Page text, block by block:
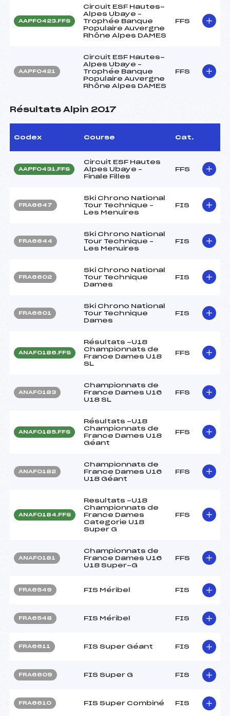
AAPF0423.FFS
Circuit ESF Hautes-
Alpes Ubaye –
Trophée Banque
Populaire Auvergne
Rhône Alpes DAMES
FFS
AAPF0421
Circuit ESF Hautes-
Alpes Ubaye –
Trophée Banque
Populaire Auvergne
Rhône Alpes DAMES
FFS
Résultats Alpin 2017
Codex Course Cat.
AAPF0431.FFS
Circuit ESF Hautes
Alpes Ubaye –
Finale Filles
FFS
FRA6647
Ski Chrono National
Tour Technique –
Les Menuires
FIS
FRA6644
Ski Chrono National
Tour Technique –
Les Menuires
FIS
FRA6602
Ski Chrono National
Tour Technique
Dames
FIS
FRA6601
Ski Chrono National
Tour Technique
Dames
FIS
ANAF0186.FFS
Résultats -U18
Championnats de
France Dames U18
SL
FFS
ANAF0183
Championnats de
France Dames U16
U18 SL
FFS
ANAF0185.FFS
Résultats -U18
Championnats de
France Dames U18
Géant
FFS
ANAF0182
Championnats de
France Dames U16
U18 Géant
FFS
ANAF0184.FFS
Resultats -U18
Championnats de
France Dames
Categorie U18
Super G
FFS
ANAF0181
Championnats de
France Dames U16
U18 Super-G
FFS
FRA6549 FIS Méribel FIS
FRA6548 FIS Méribel FIS
FRA6611 FIS Super Géant FIS
FRA6609 FIS Super G FIS
FRA6610 FIS Super Combiné FIS